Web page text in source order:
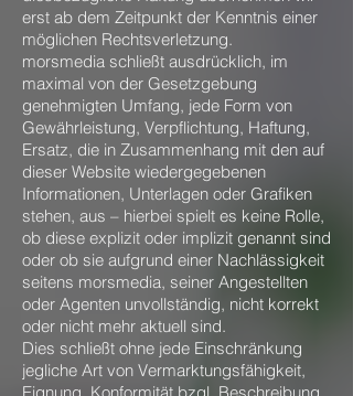
erst ab dem Zeitpunkt der Kenntnis einer
möglichen Rechtsverletzung.
morsmedia schließt ausdrücklich, im
maximal von der Gesetzgebung
genehmigten Umfang, jede Form von
Gewährleistung, Verpflichtung, Haftung,
Ersatz, die in Zusammenhang mit den auf
dieser Website wiedergegebenen
Informationen, Unterlagen oder Grafiken
stehen, aus – hierbei spielt es keine Rolle,
ob diese explizit oder implizit genannt sind
oder ob sie aufgrund einer Nachlässigkeit
seitens morsmedia, seiner Angestellten
oder Agenten unvollständig, nicht korrekt
oder nicht mehr aktuell sind.
Dies schließt ohne jede Einschränkung
jegliche Art von Vermarktungsfähigkeit,